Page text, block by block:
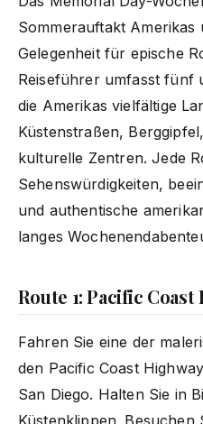
Sommerauftakt Amerikas
Gelegenheit für epische
Reiseführer umfasst fünf
die Amerikas vielfältige
Küstenstraßen,
kulturelle Zentren. Jede
Sehenswürdigkeiten,
und authentische
langes
Route 1: Pacific
Fahren Sie eine der
den Pacific Coast
San Diego. Halten Sie in
Küstenklippen. Besuchen